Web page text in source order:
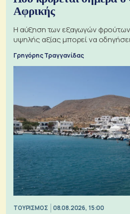
Αφρικής
Η αύξηση των εξαγωγών φρούτων
υψηλής αξίας μπορεί να
Γρηγόρης Τραγγανίδας
ΤΟΥΡΙΣΜΟΣ 08.08.2026, 15:00